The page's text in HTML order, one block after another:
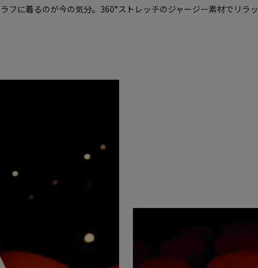
フに着るのが今の気分。360°ストレッチのジャージー素材でリラ